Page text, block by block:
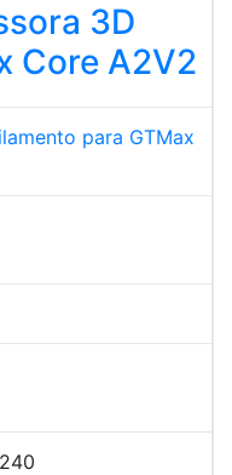
3D
Core A2V2
para GTMax